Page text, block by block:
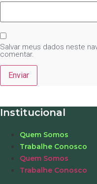
Salvar meus dados neste
comentar.
Institucional
Quem Somos
Trabalhe Conosco
Quem Somos
Trabalhe Conosco